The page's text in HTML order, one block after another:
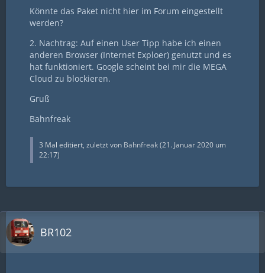
Könnte das Paket nicht hier im Forum eingestellt
werden?
2. Nachtrag: Auf einen User Tipp habe ich einen
anderen Browser (Internet Exploer) genutzt und es
hat funktioniert. Google scheint bei mir die MEGA
Cloud zu blockieren.
Gruß
Bahnfreak
3 Mal editiert, zuletzt von Bahnfreak(21. Januar 2020 um
22:17)
BR102